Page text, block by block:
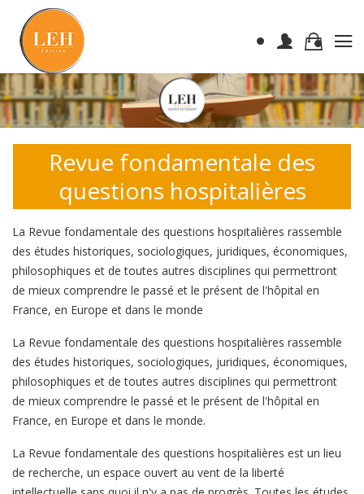
Revue fondamentale des
questions hospitalières
La Revue fondamentale des questions hospitalières rassemble
des études historiques, sociologiques, juridiques, économiques,
philosophiques et de toutes autres disciplines qui permettront
de mieux comprendre le passé et le présent de l'hôpital en
France, en Europe et dans le monde
La Revue fondamentale des questions hospitalières rassemble
des études historiques, sociologiques, juridiques, économiques,
philosophiques et de toutes autres disciplines qui permettront
de mieux comprendre le passé et le présent de l'hôpital en
France, en Europe et dans le monde.
La Revue fondamentale des questions hospitalières est un lieu
de recherche, un espace ouvert au vent de la liberté